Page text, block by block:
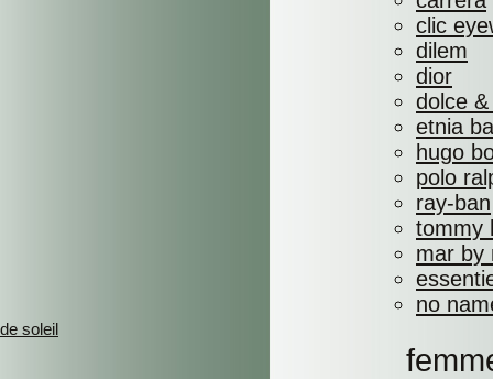
clic
dilem
dior
dolce
etnia
hugo
polo
ray-ban
tommy
mar by
no
soleil